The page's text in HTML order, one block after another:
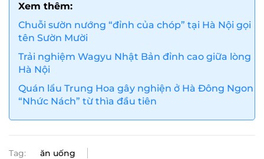
Xem thêm:
Chuỗi sườn nướng “đỉnh của chóp” tại Hà Nội gọi
tên Sườn Mười
Trải nghiệm Wagyu Nhật Bản đỉnh cao giữa lòng
Hà Nội
Quán lẩu Trung Hoa gây nghiện ở Hà Đông Ngon
“Nhức Nách” từ thìa đầu tiên
Tag: ăn uống